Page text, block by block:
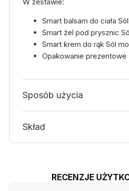
Smart balsam do ciała
Smart żel pod prysznic
Smart krem do rąk Sól
Opakowanie prezentowe
Sposób użycia
Skład
RECENZJE